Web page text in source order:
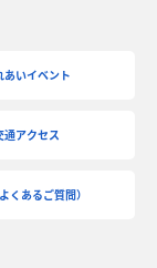
あいイベント
通アクセス
くあるご質問）